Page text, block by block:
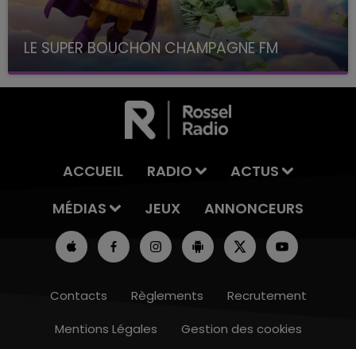
LE SUPER BOUCHON CHAMPAGNE FM
avec La Famille Champagne FM, à 8H10
ACCUEIL RADIO
ACTUS
MÉDIAS
JEUX ANNONCEURS
Contacts Règlements
Recrutement
Mentions Légales
Gestion des cookies